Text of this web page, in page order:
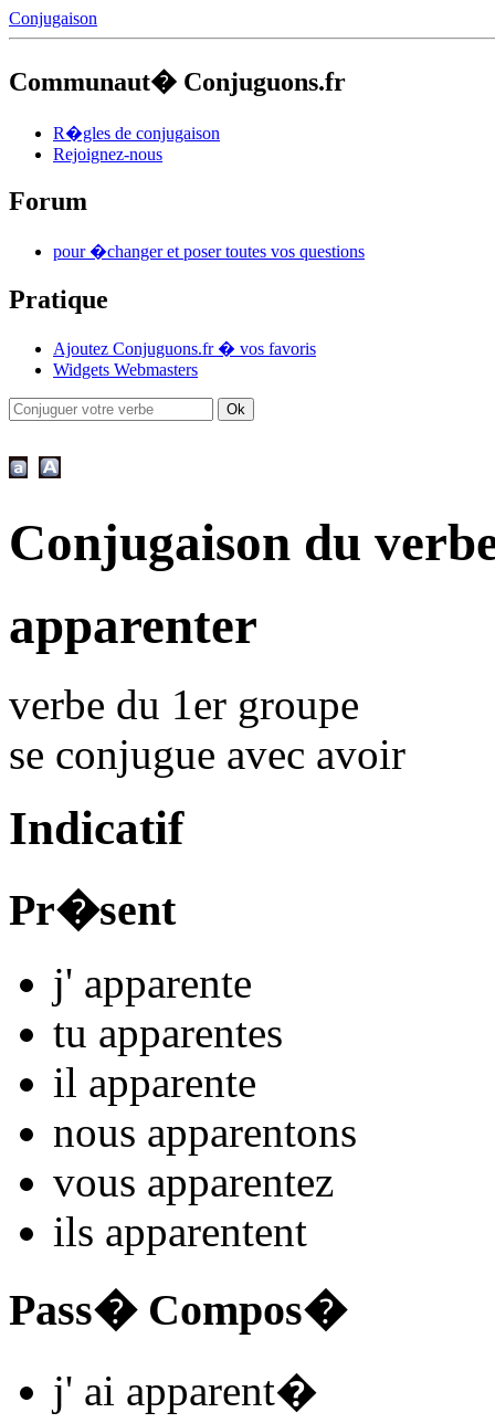
Conjugaison
Communaut� Conjuguons.fr
R�gles de conjugaison
Rejoignez-nous
Forum
pour �changer et poser toutes vos questions
Pratique
Ajoutez Conjuguons.fr � vos favoris
Widgets Webmasters
Conjugaison du
apparenter
verbe du 1er groupe
se conjugue avec avoir
Indicatif
Pr�sent
j' apparente
tu apparentes
il apparente
nous apparentons
vous apparentez
ils apparentent
Pass� Compos�
j' ai apparent�